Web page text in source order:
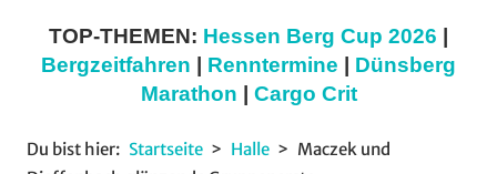
TOP-THEMEN: Hessen Berg Cup 2026 |
Bergzeitfahren | Renntermine | Dünsberg
Marathon | Cargo Crit
Du bist hier: Startseite Halle
Maczek und